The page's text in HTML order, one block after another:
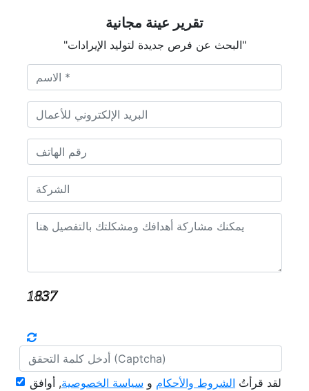
تقرير عينة مجانية
"البحث عن فرص جديدة لتوليد الإيرادات"
لقد قرأتُ الشروط والأحكام و سياسة الخصوصية, أوافق